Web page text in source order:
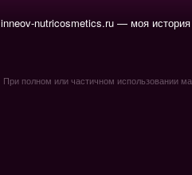
inneov-nutricosmetics.ru — моя
При полном или частичном использовании